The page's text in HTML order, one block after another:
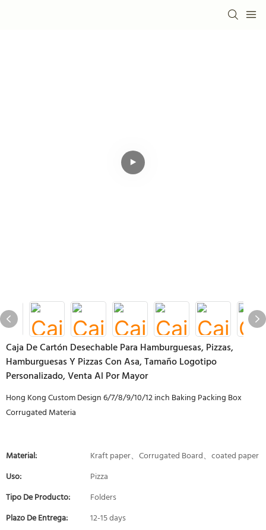
Caja De Cartón Desechable Para Hamburguesas, Pizzas,
Hamburguesas Y Pizzas Con Asa, Tamaño Logotipo
Personalizado, Venta Al Por Mayor
Hong Kong Custom Design 6/7/8/9/10/12 inch Baking Packing Box
Corrugated Materia
Material:
Kraft paper、Corrugated Board、coated paper
Uso:
Pizza
Tipo De Producto:
Folders
Plazo De Entrega:
12-15 days